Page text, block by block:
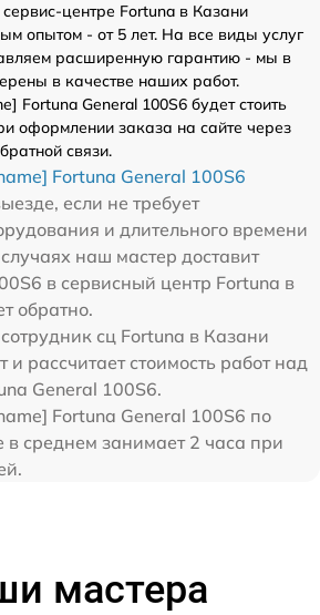
центре Fortuna в Казани
опытом - от 5 лет. На все виды услуг
расширенную гарантию - мы в
в качестве наших работ.
Fortuna General 100S6 будет стоить
оформлении заказа на сайте через
связи.
Fortuna General 100S6
если не требует
и длительного времени
наш мастер доставит
в сервисный центр Fortuna в
обратно.
сц Fortuna в Казани
и рассчитает стоимость работ над
General 100S6.
Fortuna General 100S6 по
в среднем занимает 2 часа при
мастера